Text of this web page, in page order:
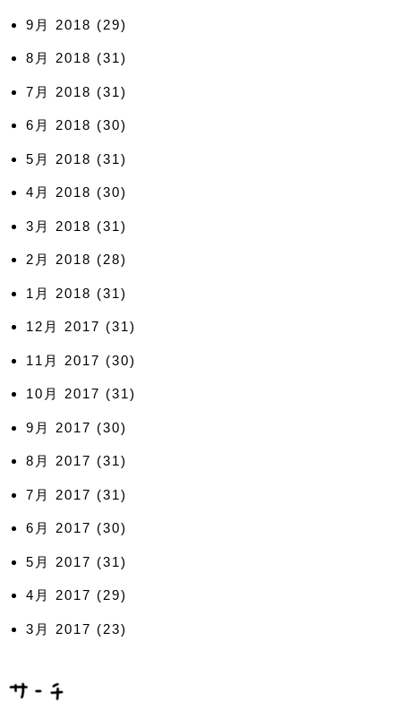
9月 2018 (29)
8月 2018 (31)
7月 2018 (31)
6月 2018 (30)
5月 2018 (31)
4月 2018 (30)
3月 2018 (31)
2月 2018 (28)
1月 2018 (31)
12月 2017 (31)
11月 2017 (30)
10月 2017 (31)
9月 2017 (30)
8月 2017 (31)
7月 2017 (31)
6月 2017 (30)
5月 2017 (31)
4月 2017 (29)
3月 2017 (23)